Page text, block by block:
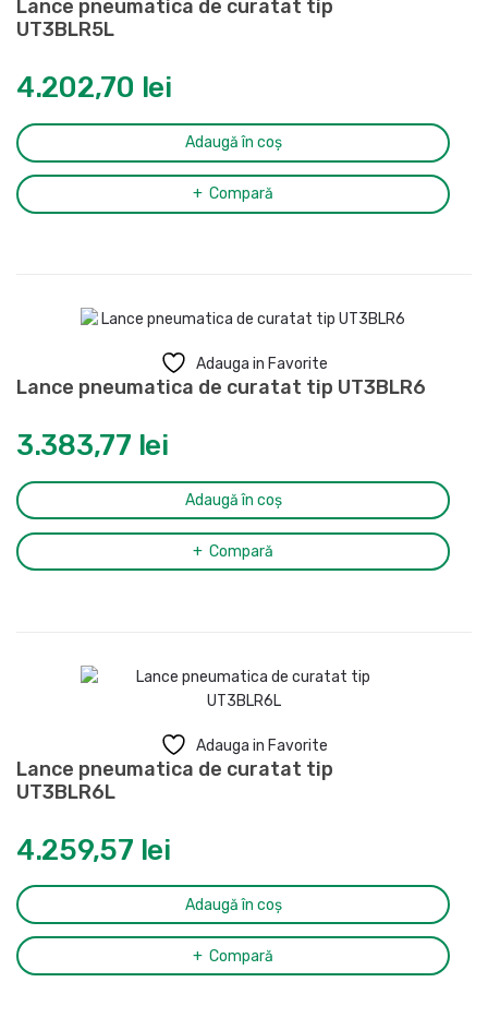
Lance pneumatica de curatat tip
UT3BLR5L
4.202,70 lei
Adaugă în coș
Compară
Adauga in Favorite
Lance pneumatica de curatat tip UT3BLR6
3.383,77 lei
Adaugă în coș
Compară
Adauga in Favorite
Lance pneumatica de curatat tip
UT3BLR6L
4.259,57 lei
Adaugă în coș
Compară